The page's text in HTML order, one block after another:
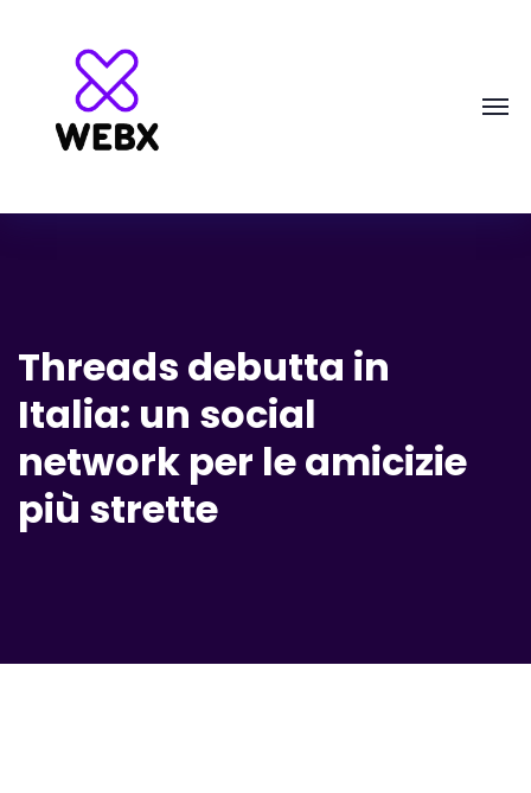
Threads debutta in
Italia: un social
network per le amicizie
più strette